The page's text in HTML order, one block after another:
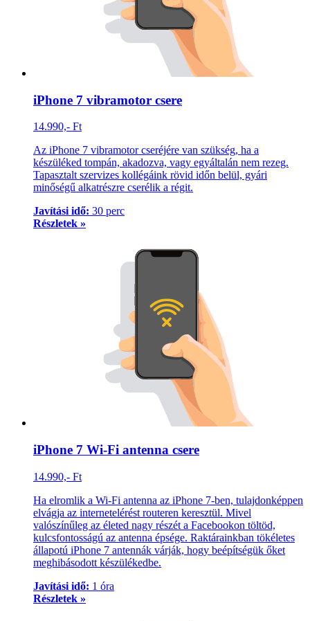
iPhone 7 vibramotor csere
14.990,- Ft
Az iPhone 7 vibramotor cseréjére van szükség, ha a
készüléked tompán, akadozva, vagy egyáltalán nem rezeg.
Tapasztalt szervizes kollégáink rövid időn belül, gyári
minőségű alkatrészre cserélik a régit.
Javítási idő: 30 perc
Részletek »
iPhone 7 Wi-Fi antenna csere
14.990,- Ft
Ha elromlik a Wi-Fi antenna az iPhone 7-ben, tulajdonképpen
elvágja az internetelérést routeren keresztül. Mivel
valószínűleg az életed nagy részét a Facebookon töltöd,
kulcsfontosságú az antenna épsége. Raktárainkban tökéletes
állapotú iPhone 7 antennák várják, hogy beépítségük őket
meghibásodott készülékedbe.
Javítási idő: 1 óra
Részletek »